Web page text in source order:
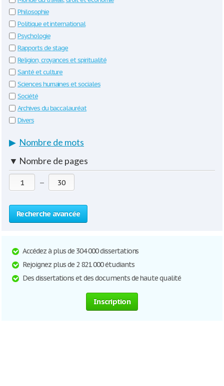
Philosophie
Politique et international
Psychologie
Rapports de stage
Religion, croyances et spiritualité
Santé et culture
Sciences humaines et sociales
Société
Archives du baccalauréat
Divers
▶ Nombre de mots
▼ Nombre de pages
—
Recherche avancée
Accédez à plus de 304 000 dissertations
Rejoignez plus de 2 821 000 étudiants
Des dissertations et des documents de haute qualité
Inscription